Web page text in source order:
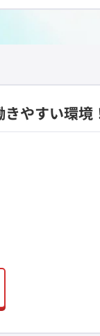
やすい環境